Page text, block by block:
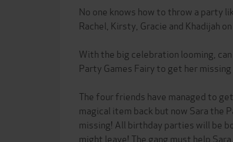
No one knows how to throw a party
Rachel, Kirsty, Gracie and Khadijah
With the big celebration looming,
Party Games Fairy to get her
The four friends have managed to
magical item back but now Sara the
missing! All birthday parties will be
might leave! The gang must help